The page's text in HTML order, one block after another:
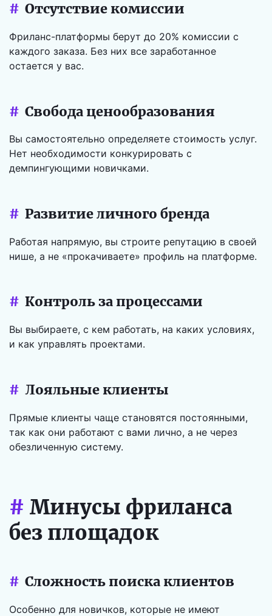
# Отсутствие комиссии
Фриланс-платформы берут до 20% комиссии с
каждого заказа. Без них все заработанное
остается у вас.
# Свобода ценообразования
Вы самостоятельно определяете стоимость услуг.
Нет необходимости конкурировать с
демпингующими новичками.
# Развитие личного бренда
Работая напрямую, вы строите репутацию в своей
нише, а не «прокачиваете» профиль на платформе.
# Контроль за процессами
Вы выбираете, с кем работать, на каких условиях,
и как управлять проектами.
# Лояльные клиенты
Прямые клиенты чаще становятся постоянными,
так как они работают с вами лично, а не через
обезличенную систему.
# Минусы фриланса
без площадок
# Сложность поиска клиентов
Особенно для новичков, которые не имеют